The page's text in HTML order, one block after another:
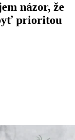
názor, že
prioritou